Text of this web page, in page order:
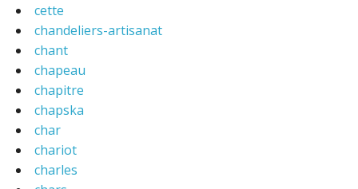
cette
chandeliers-artisanat
chant
chapeau
chapitre
chapska
char
chariot
charles